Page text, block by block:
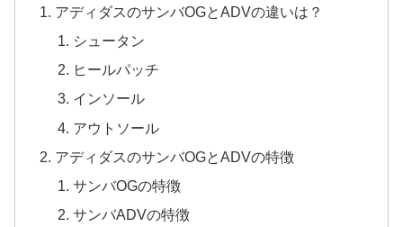
アディダスのサンバOGとADVの違いは？
シュータン
ヒールパッチ
インソール
アウトソール
アディダスのサンバOGとADVの特徴
サンバOGの特徴
サンバADVの特徴